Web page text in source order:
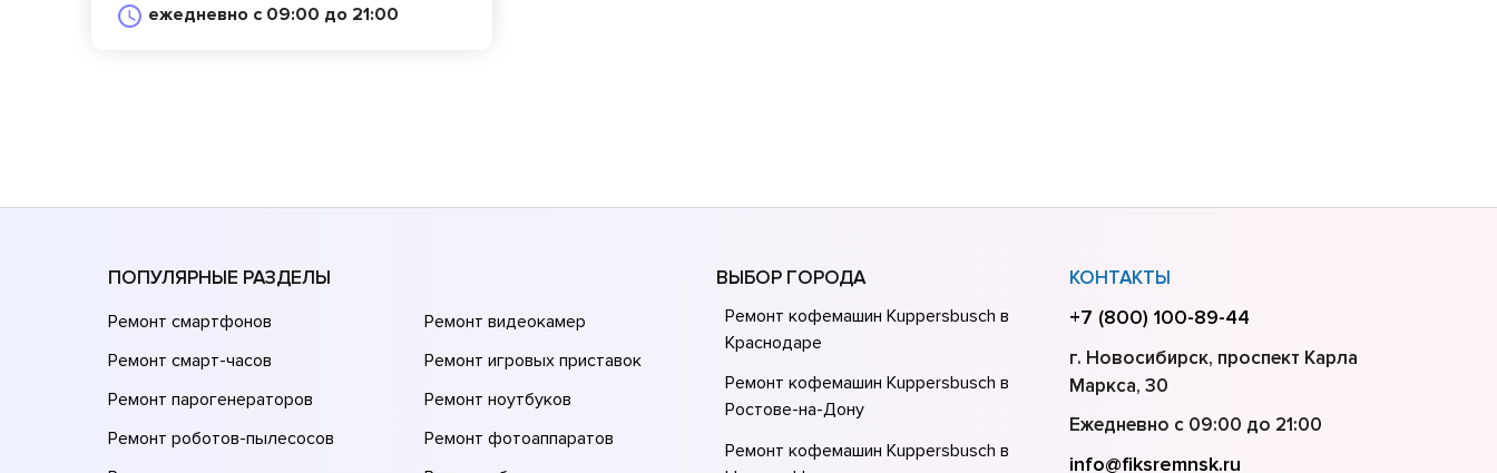
ежедневно с 09:00 до 21:00
ПОПУЛЯРНЫЕ РАЗДЕЛЫ
Ремонт смартфонов
Ремонт смарт-часов
Ремонт парогенераторов
Ремонт роботов-пылесосов
Ремонт видеокамер
Ремонт игровых приставок
Ремонт ноутбуков
Ремонт фотоаппаратов
ВЫБОР ГОРОДА
Ремонт кофемашин Kuppersbusch в
Краснодаре
Ремонт кофемашин Kuppersbusch в
Ростове-на-Донy
Ремонт кофемашин Kuppersbusch в
КОНТАКТЫ
+7 (800) 100-89-44
г. Новосибирск, проспект Карла
Маркса, 30
Ежедневно с 09:00 до 21:00
info@fiksremnsk.ru